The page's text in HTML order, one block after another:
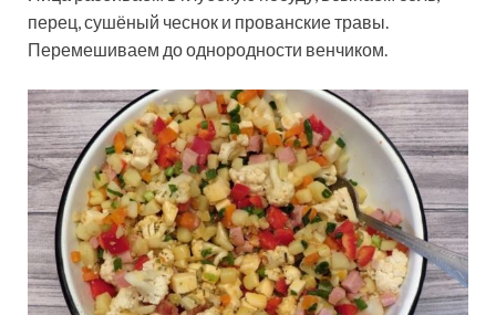
перец, сушёный чеснок и прованские травы.
Перемешиваем до однородности венчиком.